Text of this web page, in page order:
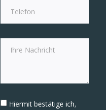
Hiermit bestätige ich,